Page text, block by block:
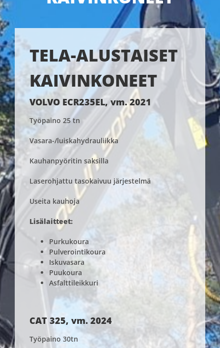
TELA-ALUSTAISET
KAIVINKONEET
VOLVO ECR235EL, vm. 2021
Työpaino 25 tn
Vasara-/luiskahydrauliikka
Kauhanpyöritin saksilla
Laserohjattu tasokaivuu järjestelmä
Useita kauhoja
Lisälaitteet:
Purkukoura
Pulverointikoura
Iskuvasara
Puukoura
Asfalttileikkuri
CAT 325, vm. 2024
Työpaino 30tn